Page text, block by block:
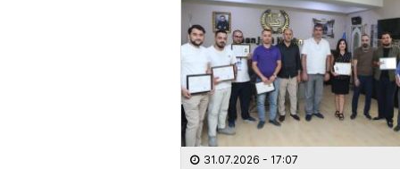
31.07.2026 - 17:07